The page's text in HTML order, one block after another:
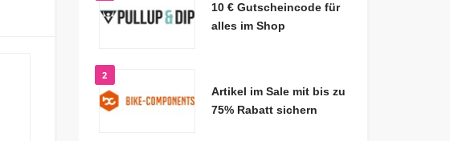
10 € Gutscheincode für
alles im Shop
2
Artikel im Sale mit bis zu
75% Rabatt sichern